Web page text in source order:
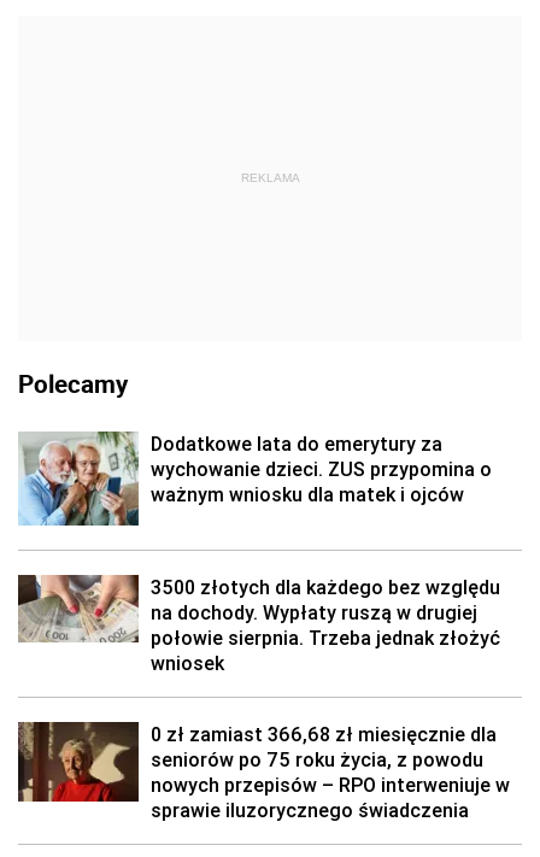
REKLAMA
Polecamy
Dodatkowe lata do emerytury za
wychowanie dzieci. ZUS przypomina o
ważnym wniosku dla matek i ojców
3500 złotych dla każdego bez względu
na dochody. Wypłaty ruszą w drugiej
połowie sierpnia. Trzeba jednak złożyć
wniosek
0 zł zamiast 366,68 zł miesięcznie dla
seniorów po 75 roku życia, z powodu
nowych przepisów – RPO interweniuje w
sprawie iluzorycznego świadczenia